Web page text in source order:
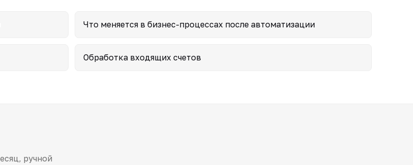
Что меняется в бизнес-процессах после автоматизации
Обработка входящих счетов
ручной